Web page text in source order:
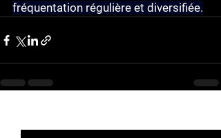
fréquentation régulière et diversifiée.